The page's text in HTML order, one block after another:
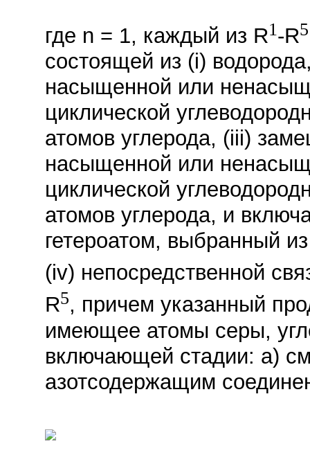
где n = 1, каждый из R1-R5
состоящей из (i)
насыщенной или
циклической
атомов углерода, (iii)
насыщенной или
циклической
атомов углерода, и
гетероатом, выбранный
(iv) непосредственной
R5, причем указанный
имеющее атомы серы,
включающей стадии: а)
азотсодержащим